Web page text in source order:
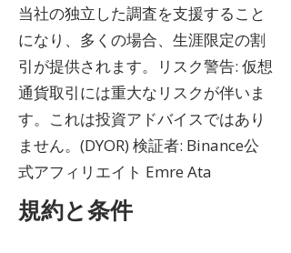
当社の独立した調査を支援すること
になり、多くの場合、生涯限定の割
引が提供されます。リスク警告: 仮想
通貨取引には重大なリスクが伴いま
す。これは投資アドバイスではあり
ません。(DYOR) 検証者: Binance公
式アフィリエイト Emre Ata
規約と条件